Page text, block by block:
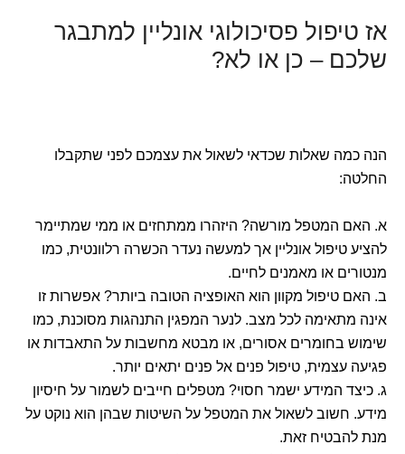
אז טיפול פסיכולוגי אונליין למתבגר
שלכם – כן או לא?
הנה כמה שאלות שכדאי לשאול את עצמכם לפני שתקבלו
החלטה:
א. האם המטפל מורשה? היזהרו ממתחזים או ממי שמתיימר
להציע טיפול אונליין אך למעשה נעדר הכשרה רלוונטית, כמו
מנטורים או מאמנים לחיים.
ב. האם טיפול מקוון הוא האופציה הטובה ביותר? אפשרות זו
אינה מתאימה לכל מצב. לנער המפגין התנהגות מסוכנת, כמו
שימוש בחומרים אסורים, או מבטא מחשבות על התאבדות או
פגיעה עצמית, טיפול פנים אל פנים יתאים יותר.
ג. כיצד המידע ישמר חסוי? מטפלים חייבים לשמור על חיסיון
מידע. חשוב לשאול את המטפל על השיטות שבהן הוא נוקט על
מנת להבטיח זאת.